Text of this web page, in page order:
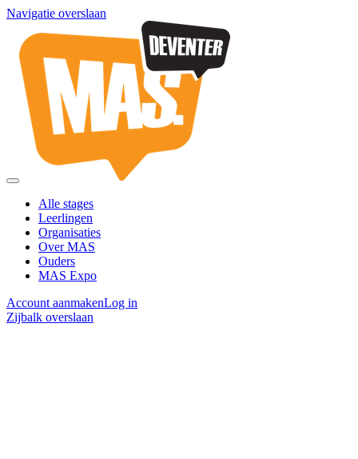
Navigatie overslaan
Alle stages
Leerlingen
Organisaties
Over MAS
Ouders
MAS Expo
Account aanmakenLog in
Zijbalk overslaan